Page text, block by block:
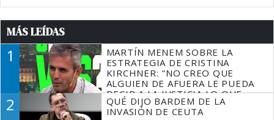
MÁS LEÍDAS
1
MARTÍN MENEM SOBRE LA
ESTRATEGIA DE CRISTINA
KIRCHNER: "NO CREO QUE
ALGUIEN DE AFUERA LE PUEDA
DECIR A LA JUSTICIA LO QUE
TIENE QUE HACER"
2
QUÉ DIJO BARDEM DE LA
INVASIÓN DE CEUTA